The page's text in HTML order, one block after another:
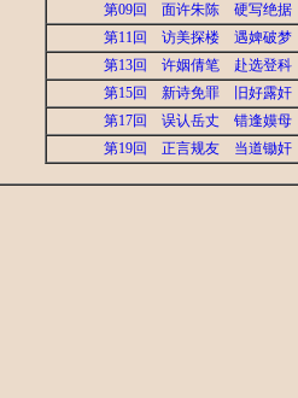
第09回 面许朱陈 硬写绝据
第11回 访美探楼 遇婢破梦
第13回 许姻倩笔 赴选登科
第15回 新诗免罪 旧好露奸
第17回 误认岳丈 错逢嫫母
第19回 正言规友 当道锄奸